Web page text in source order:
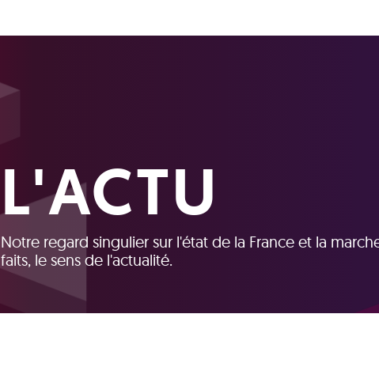
L'ACTU
Notre regard singulier sur l'état de la France et la
faits, le sens de l'actualité.